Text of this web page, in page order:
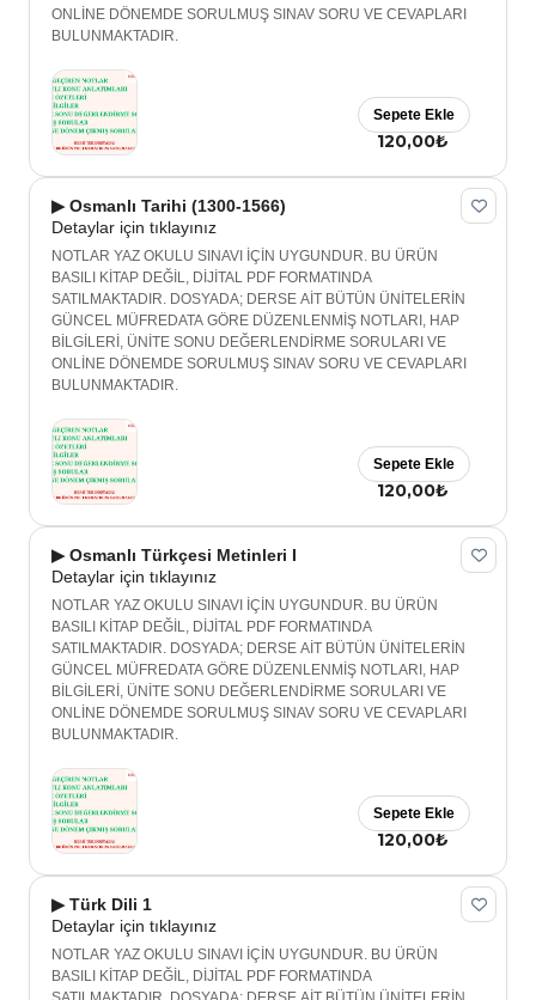
ONLİNE DÖNEMDE SORULMUŞ SINAV SORU VE CEVAPLARI
BULUNMAKTADIR.
120,00₺
Sepete Ekle
▶ Osmanlı Tarihi (1300-1566)
Detaylar için tıklayınız
NOTLAR YAZ OKULU SINAVI İÇİN UYGUNDUR. BU ÜRÜN
BASILI KİTAP DEĞİL, DİJİTAL PDF FORMATINDA
SATILMAKTADIR. DOSYADA; DERSE AİT BÜTÜN ÜNİTELERİN
GÜNCEL MÜFREDATA GÖRE DÜZENLENMİŞ NOTLARI, HAP
BİLGİLERİ, ÜNİTE SONU DEĞERLENDİRME SORULARI VE
ONLİNE DÖNEMDE SORULMUŞ SINAV SORU VE CEVAPLARI
BULUNMAKTADIR.
120,00₺
Sepete Ekle
▶ Osmanlı Türkçesi Metinleri I
Detaylar için tıklayınız
NOTLAR YAZ OKULU SINAVI İÇİN UYGUNDUR. BU ÜRÜN
BASILI KİTAP DEĞİL, DİJİTAL PDF FORMATINDA
SATILMAKTADIR. DOSYADA; DERSE AİT BÜTÜN ÜNİTELERİN
GÜNCEL MÜFREDATA GÖRE DÜZENLENMİŞ NOTLARI, HAP
BİLGİLERİ, ÜNİTE SONU DEĞERLENDİRME SORULARI VE
ONLİNE DÖNEMDE SORULMUŞ SINAV SORU VE CEVAPLARI
BULUNMAKTADIR.
120,00₺
Sepete Ekle
▶ Türk Dili 1
Detaylar için tıklayınız
NOTLAR YAZ OKULU SINAVI İÇİN UYGUNDUR. BU ÜRÜN
BASILI KİTAP DEĞİL, DİJİTAL PDF FORMATINDA